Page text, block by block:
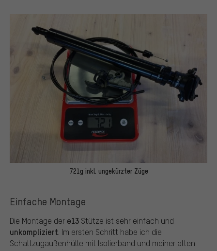
721g inkl. ungekürzter Züge
Einfache Montage
Die Montage der e13 Stütze ist sehr einfach und
unkompliziert. Im ersten Schritt habe ich die
Schaltzugaußenhülle mit Isolierband und meiner alten